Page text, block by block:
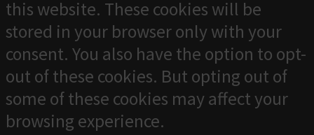
this website. These cookies will be
stored in your browser only with your
consent. You also have the option to opt-
out of these cookies. But opting out of
some of these cookies may affect your
browsing experience.